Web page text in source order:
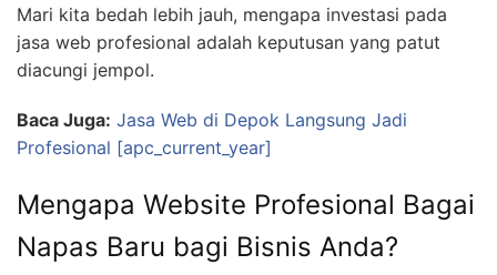
Mari kita bedah lebih jauh, mengapa investasi pada
jasa web profesional adalah keputusan yang patut
diacungi jempol.
Baca Juga: Jasa Web di Depok Langsung Jadi
Profesional [apc_current_year]
Mengapa Website Profesional Bagai
Napas Baru bagi Bisnis Anda?